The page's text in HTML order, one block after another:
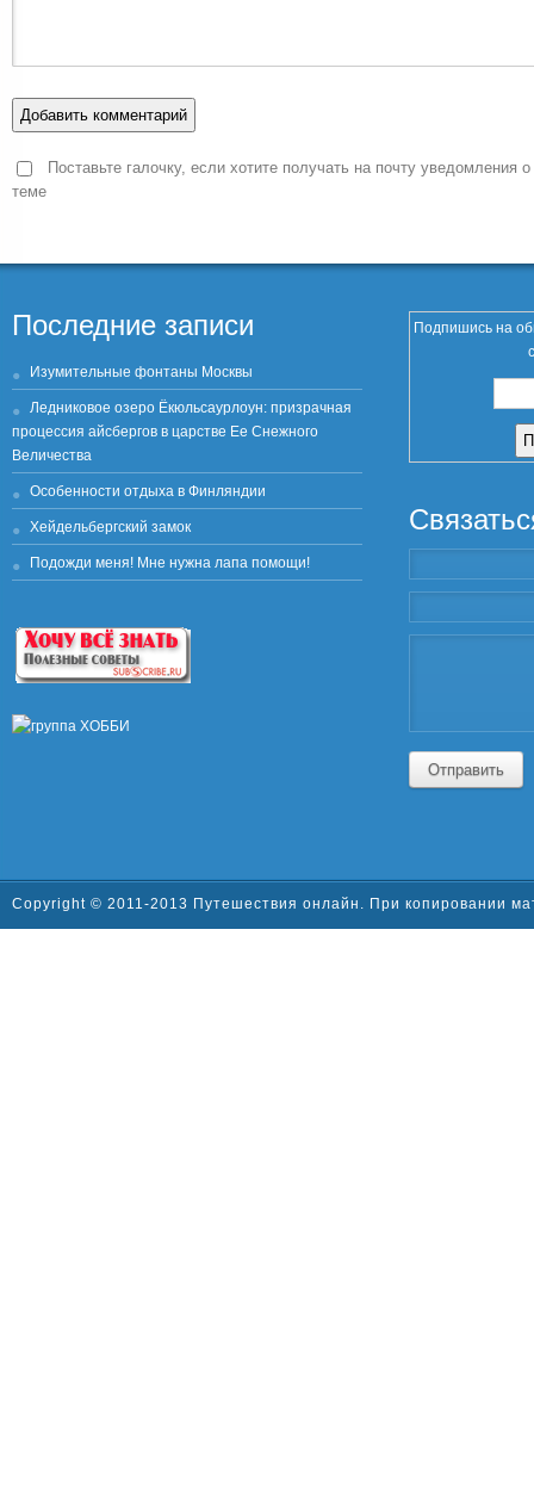
Поставьте галочку, если хотите получать на почту уведомления
теме
Последние записи
Изумительные фонтаны Москвы
Ледниковое озеро Ёкюльсаурлоун: призрачная
процессия айсбергов в царстве Ее Снежного
Величества
Особенности отдыха в Финляндии
Хейдельбергский замок
Подожди меня! Мне нужна лапа помощи!
Подпишись на
Отправить
Copyright © 2011-2013 Путешествия онлайн. При копировании